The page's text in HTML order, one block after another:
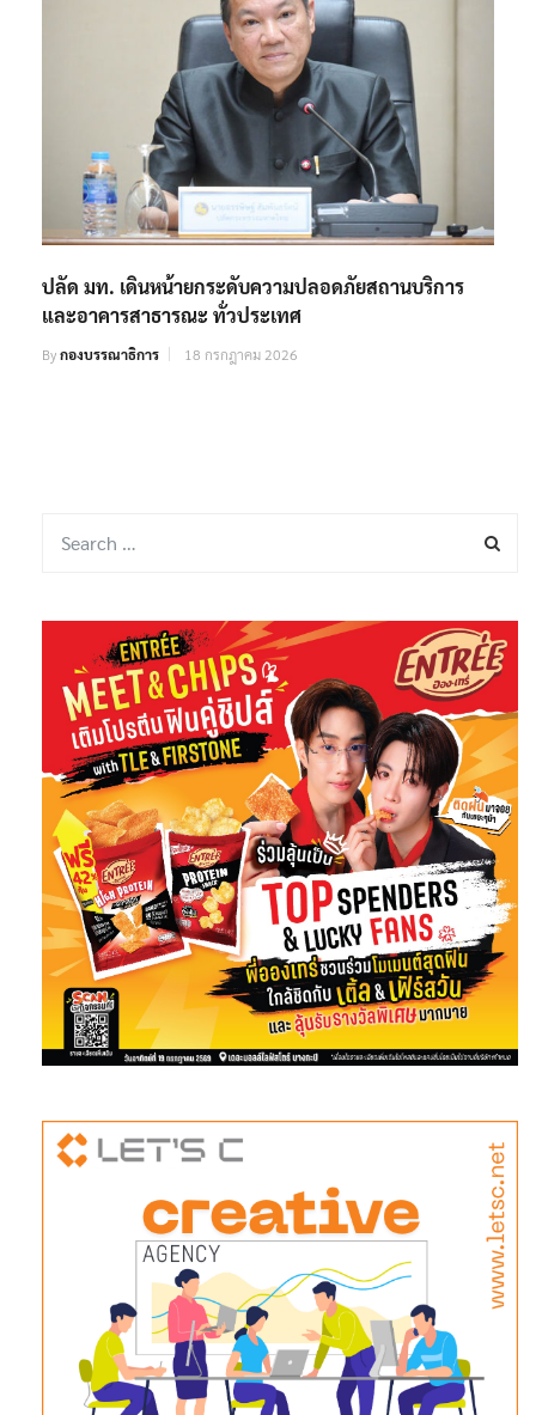
ปลัด มท. เดินหน้ายกระดับความปลอดภัยสถานบริการ
และอาคารสาธารณะ ทั่วประเทศ
Byกองบรรณาธิการ 18 กรกฎาคม 2026